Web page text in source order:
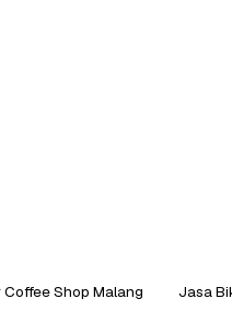
Shop Malang Jasa